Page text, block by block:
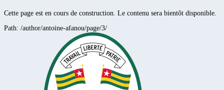
Cette page est en cours de construction. Le contenu sera bientôt disponible.
Path: /author/antoine-afanou/page/3/